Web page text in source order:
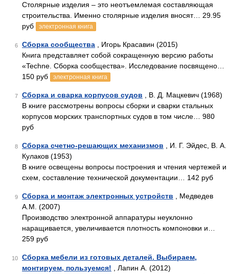
Столярные изделия – это неотъемлемая составляющая
строительства. Именно столярные изделия вносят… 29.95
руб
электронная книга
6 Сборка сообщества , Игорь Красавин (2015)
Книга представляет собой сокращенную версию работы
«Techne. Сборка сообщества». Исследование посвящено…
150 руб
электронная книга
7 Сборка и сварка корпусов судов , В. Д. Мацкевич (1968)
В книге рассмотрены вопросы сборки и сварки стальных
корпусов морских транспортных судов в том числе… 980
руб
8 Сборка счетно-решающих механизмов , И. Г. Эйдес, В. А.
Кулаков (1953)
В книге освещены вопросы построения и чтения чертежей и
схем, составление технической докумен­тации… 142 руб
9 Сборка и монтаж электронных устройств , Медведев
А.М. (2007)
Производство электронной аппаратуры неуклонно
наращивается, увеличивается плотность компоновки и…
259 руб
10
Сборка мебели из готовых деталей. Выбираем,
монтируем, пользуемся! , Лапин А. (2012)